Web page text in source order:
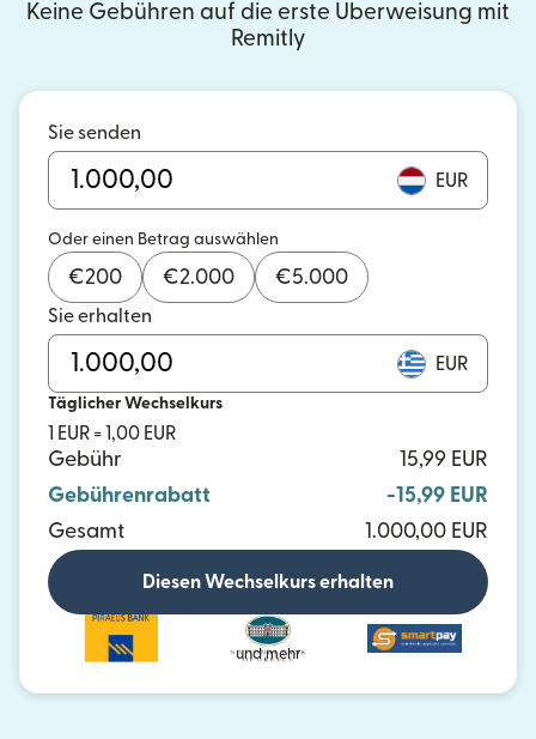
Keine Gebühren auf die erste Überweisung mit
Remitly
Sie senden
EUR
Oder einen Betrag auswählen
€200 €2.000 €5.000
Sie erhalten
EUR
Täglicher Wechselkurs
1 EUR = 1,00 EUR
Gebühr
15,99 EUR
Gebührenrabatt
-15,99 EUR
Gesamt
1.000,00 EUR
Diesen Wechselkurs erhalten
und mehr